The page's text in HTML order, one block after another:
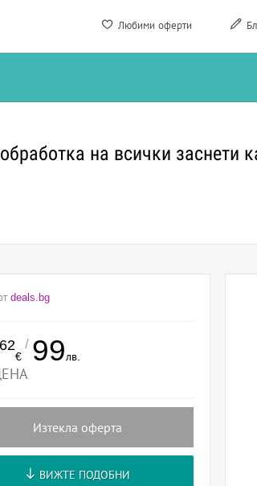
Любими оферти
на всички заснети
deals.bg
€
/ 99лв.
Изтекла оферта
ВИЖТЕ ПОДОБНИ